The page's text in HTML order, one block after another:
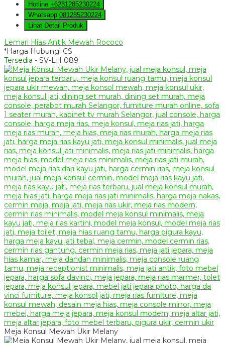
Hotline +6281285230224
Whatsapp 081285230224
Lihat Detail Produk
Lemari Hias Antik Mewah Rococo
*Harga Hubungi CS
Tersedia - SV-LH 089
Meja Konsul Mewah Ukir Melany